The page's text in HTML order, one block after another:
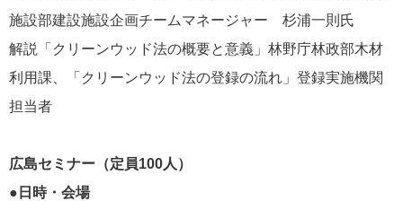
施設部建設施設企画チームマネージャー 杉浦一則氏
解説「クリーンウッド法の概要と意義」林野庁林政部木材
利用課、「クリーンウッド法の登録の流れ」登録実施機関
担当者
広島セミナー（定員100人）
●日時・会場